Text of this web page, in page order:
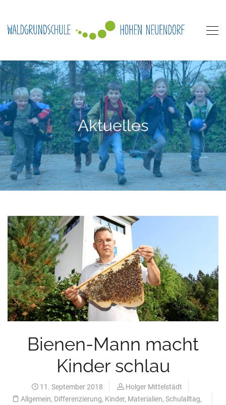
Aktuelles
Bienen-Mann macht
Kinder schlau
11. September 2018
Holger Mittelstädt
Allgemein, Differenzierung, Kinder, Materialien, Schulalltag,